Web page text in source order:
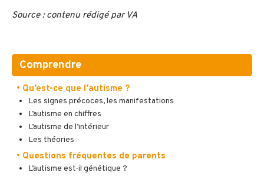
Source : contenu rédigé par VA
Comprendre
• Qu’est-ce que l’autisme ?
Les signes précoces, les manifestations
L’autisme en chiffres
L’autisme de l’intérieur
Les théories
• Questions fréquentes de parents
L’autisme est-il génétique ?